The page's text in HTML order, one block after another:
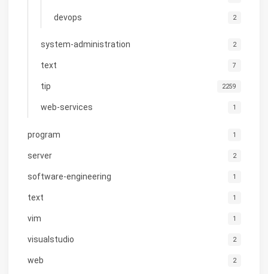
devops 2
system-administration 2
text 7
tip 2259
web-services 1
program 1
server 2
software-engineering 1
text 1
vim 1
visualstudio 2
web 2